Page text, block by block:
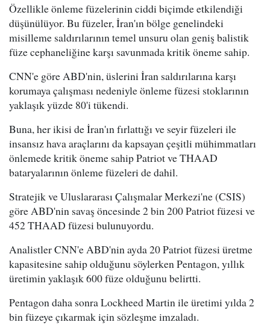
Özellikle önleme füzelerinin ciddi biçimde etkilendiği
düşünülüyor. Bu füzeler, İran'ın bölge genelindeki
misilleme saldırılarının temel unsuru olan geniş balistik
füze cephaneliğine karşı savunmada kritik öneme sahip.
CNN'e göre ABD'nin, üslerini İran saldırılarına karşı
korumaya çalışması nedeniyle önleme füzesi stoklarının
yaklaşık yüzde 80'i tükendi.
Buna, her ikisi de İran'ın fırlattığı ve seyir füzeleri ile
insansız hava araçlarını da kapsayan çeşitli mühimmatları
önlemede kritik öneme sahip Patriot ve THAAD
bataryalarının önleme füzeleri de dahil.
Stratejik ve Uluslararası Çalışmalar Merkezi'ne (CSIS)
göre ABD'nin savaş öncesinde 2 bin 200 Patriot füzesi ve
452 THAAD füzesi bulunuyordu.
Analistler CNN'e ABD'nin ayda 20 Patriot füzesi üretme
kapasitesine sahip olduğunu söylerken Pentagon, yıllık
üretimin yaklaşık 600 füze olduğunu belirtti.
Pentagon daha sonra Lockheed Martin ile üretimi yılda 2
bin füzeye çıkarmak için sözleşme imzaladı.